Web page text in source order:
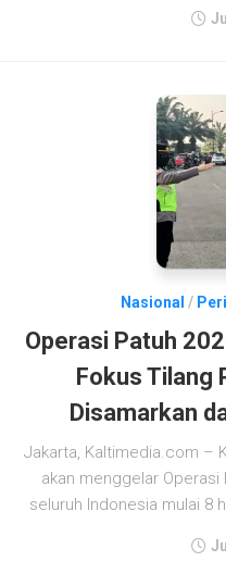
Nasional /
Operasi Patuh
Fokus Tilang
Disamarkan
Jakarta, Kaltimedia.com –
akan menggelar
seluruh Indonesia mulai 8